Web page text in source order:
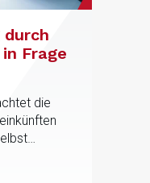
durch
Frage
die